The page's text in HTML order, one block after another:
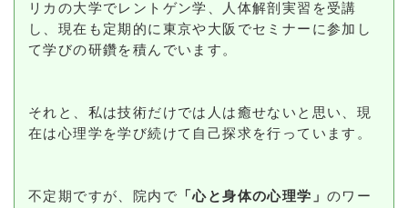
リカの大学でレントゲン学、人体解剖実習を受講
し、現在も定期的に東京や大阪でセミナーに参加し
て学びの研鑽を積んでいます。
それと、私は技術だけでは人は癒せないと思い、現
在は心理学を学び続けて自己探求を行っています。
不定期ですが、院内で 「心と身体の心理学」 のワー